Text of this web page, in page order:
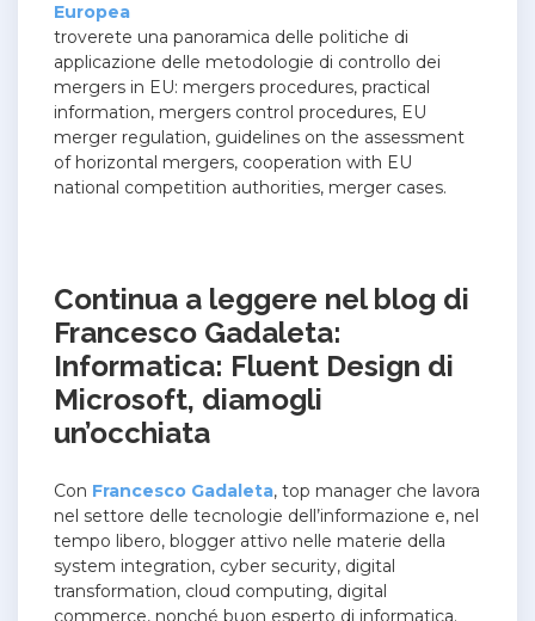
Europea
troverete una panoramica delle politiche di
applicazione delle metodologie di controllo dei
mergers in EU: mergers procedures, practical
information, mergers control procedures, EU
merger regulation, guidelines on the assessment
of horizontal mergers, cooperation with EU
national competition authorities, merger cases.
Continua a leggere nel blog di
Francesco Gadaleta:
Informatica: Fluent Design di
Microsoft, diamogli
un’occhiata
Con Francesco Gadaleta, top manager che lavora
nel settore delle tecnologie dell’informazione e, nel
tempo libero, blogger attivo nelle materie della
system integration, cyber security, digital
transformation, cloud computing, digital
commerce, nonché buon esperto di informatica.